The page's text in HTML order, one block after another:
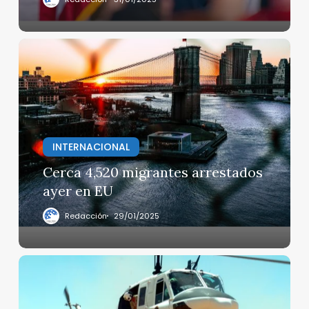
Cerca
4,520
migrantes
arrestados
ayer
en
INTERNACIONAL
Cerca 4,520 migrantes arrestados
ayer en EU
Redacción 29/01/2025
Atacan